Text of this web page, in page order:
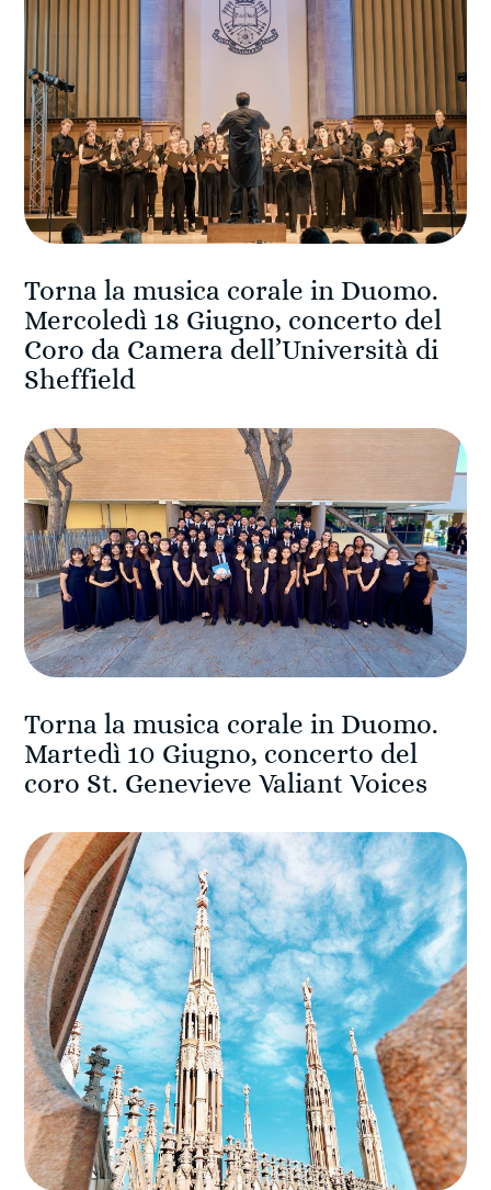
Torna la musica corale in Duomo.
Mercoledì 18 Giugno, concerto del
Coro da Camera dell’Università di
Sheffield
Torna la musica corale in Duomo.
Martedì 10 Giugno, concerto del
coro St. Genevieve Valiant Voices